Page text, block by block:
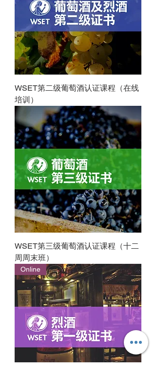
WSET第二级葡萄酒认证课程（在线
培训）
WSET第三级葡萄酒认证课程（十二
周周末班）
Online